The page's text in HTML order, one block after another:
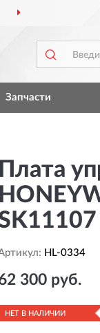
Запчасти
HL-0334
300 руб.
НЕТ В НАЛИЧИИ